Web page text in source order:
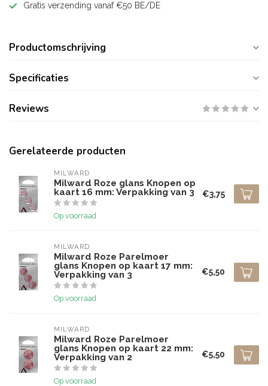
Gratis verzending vanaf €50 BE/DE
Productomschrijving
Specificaties
Reviews
Gerelateerde producten
MILWARD
Milward Roze glans Knopen op
kaart 16 mm: Verpakking van 3
Op voorraad
€3,75
MILWARD
Milward Roze Parelmoer
glans Knopen op kaart 17 mm:
Verpakking van 3
Op voorraad
€5,50
MILWARD
Milward Roze Parelmoer
glans Knopen op kaart 22 mm:
Verpakking van 2
Op voorraad
€5,50